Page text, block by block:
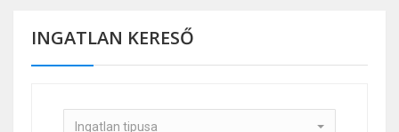
INGATLAN KERESŐ
Ingatlan tipusa